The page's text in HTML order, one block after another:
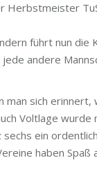
Herbstmeister
führt nun die
andere
man sich
Voltlage wurde
ein
haben Spaß